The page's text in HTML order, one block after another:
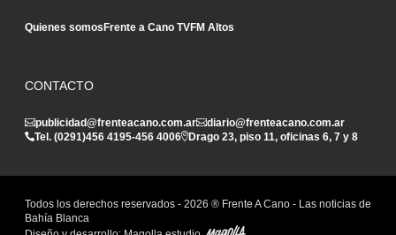
Quienes somos Frente a Cano TVFM Altos
CONTACTO
publicidad@frenteacano.com.ar
diario@frenteacano.com.ar
Tel. (0291)456 4195-456 4006 Drago 23, piso 11, oficinas 6, 7 y 8
Todos los derechos reservados - 2026 ® Frente A Cano - Las noticias de
Bahía Blanca